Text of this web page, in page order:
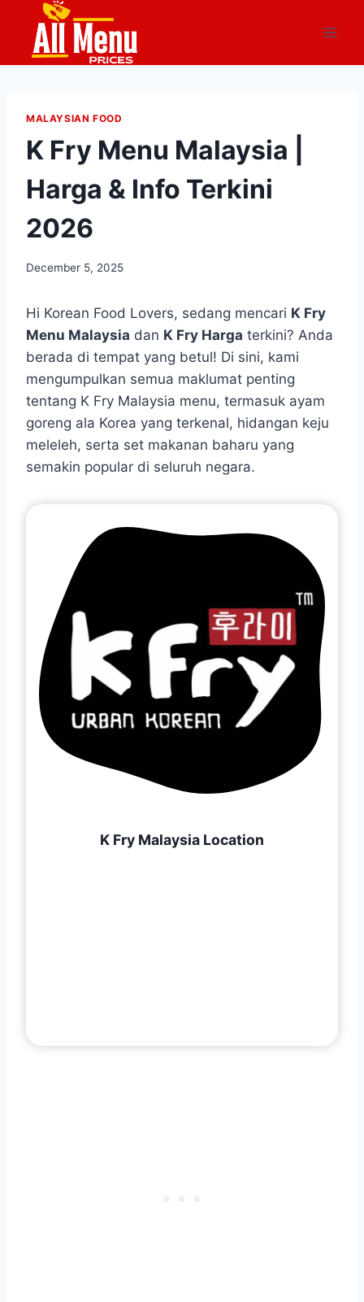
content
MALAYSIAN FOOD
K Fry Menu Malaysia |
Harga & Info Terkini
2026
December 5, 2025
Hi Korean Food Lovers, sedang mencari K Fry
Menu Malaysia dan K Fry Harga terkini? Anda
berada di tempat yang betul! Di sini, kami
mengumpulkan semua maklumat penting
tentang K Fry Malaysia menu, termasuk ayam
goreng ala Korea yang terkenal, hidangan keju
meleleh, serta set makanan baharu yang
semakin popular di seluruh negara.
K Fry Malaysia Location